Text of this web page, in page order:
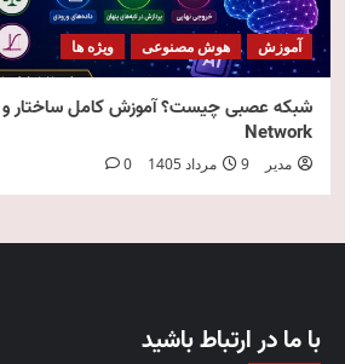
آموزش هوش مصنوعی ویژه ها
Network
مدیر 9 مرداد 1405 0
با ما در ارتباط باشید